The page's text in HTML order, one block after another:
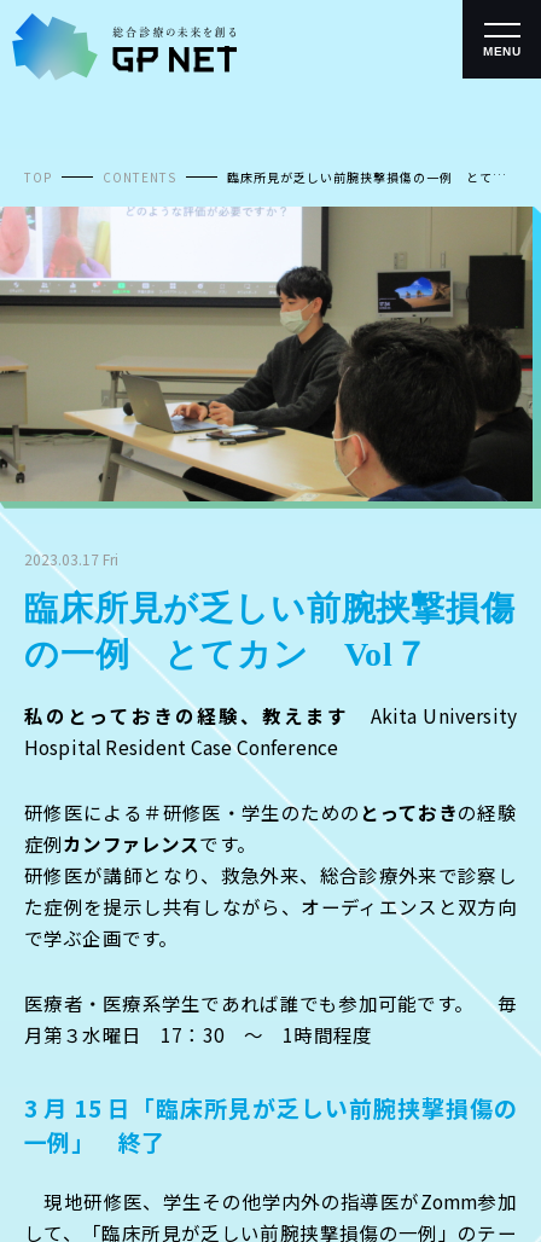
ン
テ
プ
MENU
TOP CONTENTS
臨床所見が乏しい前腕挟撃損傷の一例 とてカ
2023.03.17 Fri
臨床所見が乏しい前腕挟撃損傷
の一例 とてカン Vol７
私のとっておきの経験、教えます
Akita University
Hospital Resident Case Conference
研修医による＃研修医・学生のためのとっておきの経験
症例カンファレンスです。
研修医が講師となり、救急外来、総合診療外来で診察し
た症例を提示し共有しながら、オーディエンスと双方向
で学ぶ企画です。
医療者・医療系学生であれば誰でも参加可能です。 毎
月第３水曜日 17：30 ～ 1時間程度
3 月 15 日「臨床所見が乏しい前腕挟撃損傷の
一例」
終了
現地研修医、学生その他学内外の指導医がZomm参加
して、「臨床所見が乏しい前腕挟撃損傷の一例」のテー